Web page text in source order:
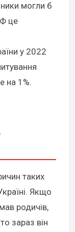
могли б
це
у 2022
на 1%.
таких
Якщо
родичів,
зараз він